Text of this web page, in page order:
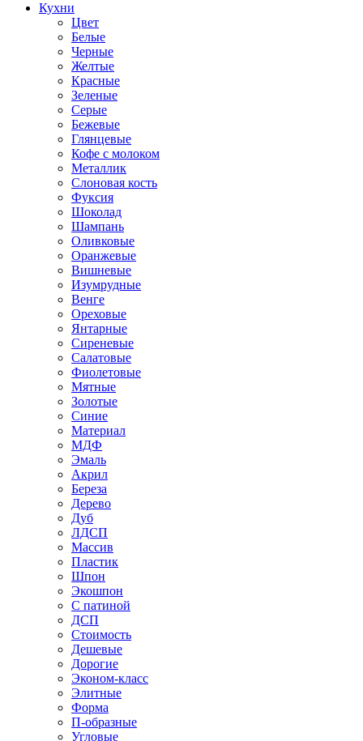
Кухни
Цвет
Белые
Черные
Желтые
Красные
Зеленые
Серые
Бежевые
Глянцевые
Кофе с молоком
Металлик
Слоновая кость
Фуксия
Шоколад
Шампань
Оливковые
Оранжевые
Вишневые
Изумрудные
Венге
Ореховые
Янтарные
Сиреневые
Салатовые
Фиолетовые
Мятные
Золотые
Синие
Материал
МДФ
Эмаль
Акрил
Береза
Дерево
Дуб
ЛДСП
Массив
Пластик
Шпон
Экошпон
С патиной
ДСП
Стоимость
Дешевые
Дорогие
Эконом-класс
Элитные
Форма
П-образные
Угловые